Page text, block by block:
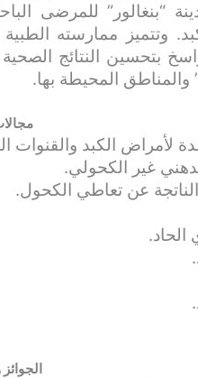
“بنغالور” للمرضى
وتتميز ممارسته
بتحسين النتائج
والمناطق المحيطة بها.
لأمراض الكبد والقنوات
غير الكحولي.
عن تعاطي الكحول.
الحاد.